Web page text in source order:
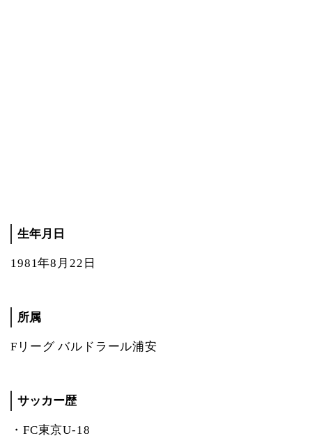
生年月日
1981年8月22日
所属
Fリーグ バルドラール浦安
サッカー歴
・FC東京U-18